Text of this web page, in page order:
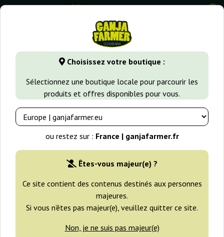
⭐ -40% Variétés à croissance rapide ⭐
⏰ 2 Jours 04:49:33
Choisissez votre boutique :
Sélectionnez une boutique locale pour parcourir les
produits et offres disponibles pour vous.
ou restez sur : France | ganjafarmer.fr
Êtes-vous majeur(e) ?
Ce site contient des contenus destinés aux personnes
majeures.
Si vous n’êtes pas majeur(e), veuillez quitter ce site.
Non, je ne suis pas majeur(e)
0
GanjaFarmer.fr Variétés de Cannabis Lemon Haze
Lemon OG Haze Auto Nirvana